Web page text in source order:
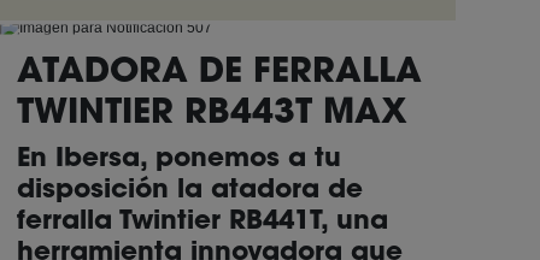
ATADORA DE FERRALLA
TWINTIER RB443T MAX
En Ibersa, ponemos a tu
disposición la atadora de
ferralla Twintier RB441T, una
herramienta innovadora que